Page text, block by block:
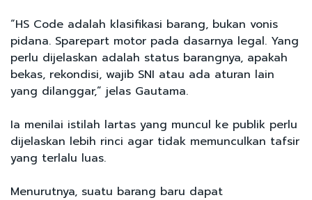
“HS Code adalah klasifikasi barang, bukan vonis
pidana. Sparepart motor pada dasarnya legal. Yang
perlu dijelaskan adalah status barangnya, apakah
bekas, rekondisi, wajib SNI atau ada aturan lain
yang dilanggar,” jelas Gautama.
Ia menilai istilah lartas yang muncul ke publik perlu
dijelaskan lebih rinci agar tidak memunculkan tafsir
yang terlalu luas.
Menurutnya, suatu barang baru dapat